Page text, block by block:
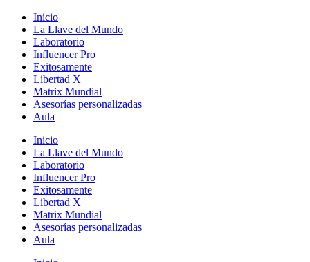
Inicio
La Llave del Mundo
Laboratorio
Influencer Pro
Exitosamente
Libertad X
Matrix Mundial
Asesorías personalizadas
Aula
Inicio
La Llave del Mundo
Laboratorio
Influencer Pro
Exitosamente
Libertad X
Matrix Mundial
Asesorías personalizadas
Aula